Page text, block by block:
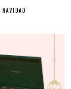
NAVIDAD